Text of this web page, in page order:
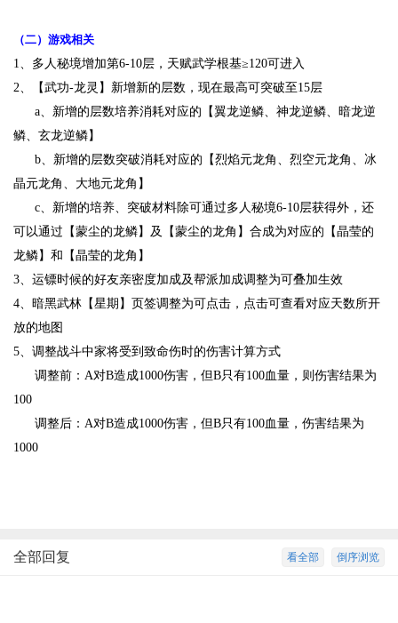
（二）游戏相关
1、多人秘境增加第6-10层，天赋武学根基≥120可进入
2、【武功-龙灵】新增新的层数，现在最高可突破至15层
a、新增的层数培养消耗对应的【翼龙逆鳞、神龙逆鳞、暗龙逆
鳞、玄龙逆鳞】
b、新增的层数突破消耗对应的【烈焰元龙角、烈空元龙角、冰
晶元龙角、大地元龙角】
c、新增的培养、突破材料除可通过多人秘境6-10层获得外，还
可以通过【蒙尘的龙鳞】及【蒙尘的龙角】合成为对应的【晶莹的
龙鳞】和【晶莹的龙角】
3、运镖时候的好友亲密度加成及帮派加成调整为可叠加生效
4、暗黑武林【星期】页签调整为可点击，点击可查看对应天数所开
放的地图
5、调整战斗中家将受到致命伤时的伤害计算方式
调整前：A对B造成1000伤害，但B只有100血量，则伤害结果为
100
调整后：A对B造成1000伤害，但B只有100血量，伤害结果为
1000
倒序浏览
看全部
全部回复